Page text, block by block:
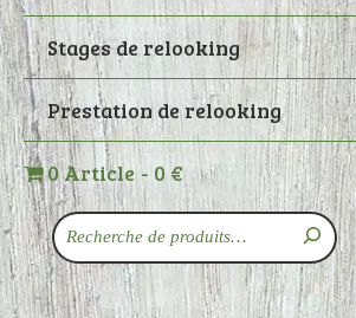
Stages de relooking
Prestation de relooking
0 Article 0 €
Recherche